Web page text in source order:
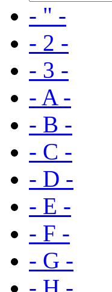
- " -
- 2 -
- 3 -
- A -
- B -
- C -
- D -
- E -
- F -
- G -